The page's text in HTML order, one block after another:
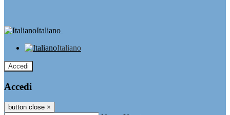
Italiano
Italiano
Accedi
Accedi
button close ×